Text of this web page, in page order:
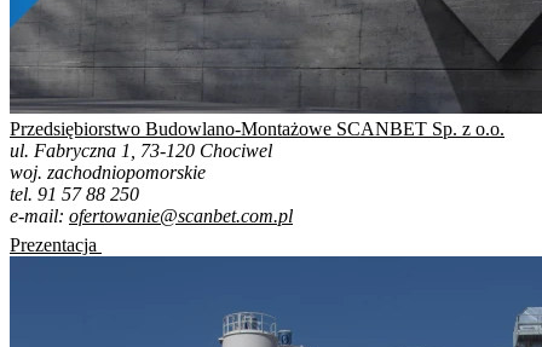
Przedsiębiorstwo Budowlano-Montażowe SCANBET Sp. z o.o.
ul. Fabryczna 1, 73-120 Chociwel
woj. zachodniopomorskie
tel. 91 57 88 250
e-mail: ofertowanie@scanbet.com.pl
Prezentacja